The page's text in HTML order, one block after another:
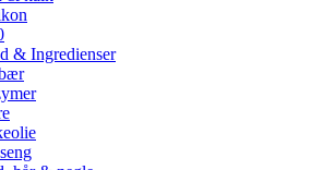
& Ingredienser